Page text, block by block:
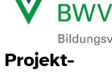
Projekt-